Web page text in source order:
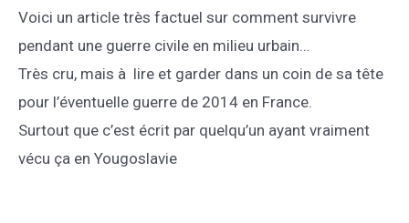
Voici un article très factuel sur comment survivre
pendant une guerre civile en milieu urbain…
Très cru, mais à lire et garder dans un coin de sa tête
pour l’éventuelle guerre de 2014 en France.
Surtout que c’est écrit par quelqu’un ayant vraiment
vécu ça en Yougoslavie